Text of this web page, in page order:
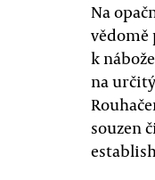
Na
vědomě
k
na
souzen